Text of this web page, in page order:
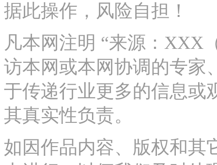
据此操作，风险自担！
凡本网注明 “来源：XXX
访本网或本网协调的专家
于传递行业更多的信息或
其真实性负责。
如因作品内容、版权和其